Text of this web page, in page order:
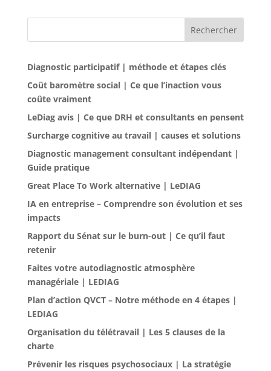
Rechercher
Diagnostic participatif | méthode et étapes clés
Coût baromètre social | Ce que l’inaction vous
coûte vraiment
LeDiag avis | Ce que DRH et consultants en pensent
Surcharge cognitive au travail | causes et solutions
Diagnostic management consultant indépendant |
Guide pratique
Great Place To Work alternative | LeDIAG
IA en entreprise – Comprendre son évolution et ses
impacts
Rapport du Sénat sur le burn-out | Ce qu’il faut
retenir
Faites votre autodiagnostic atmosphère
managériale | LEDIAG
Plan d’action QVCT – Notre méthode en 4 étapes |
LEDIAG
Organisation du télétravail | Les 5 clauses de la
charte
Prévenir les risques psychosociaux | La stratégie